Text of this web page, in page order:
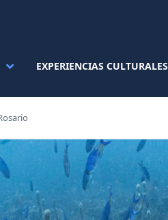
EXPERIENCIAS CULTURALES